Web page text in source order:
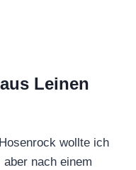
Leinen
wollte ich
nach einem